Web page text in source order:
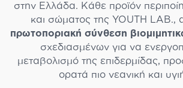
στην Ελλάδα. Κάθε προϊόν
και σώματος της YOUTH LAB.,
πρωτοποριακή σύνθεση
σχεδιασμένων για να
μεταβολισμό της επιδερμίδας,
ορατά πιο νεανική και